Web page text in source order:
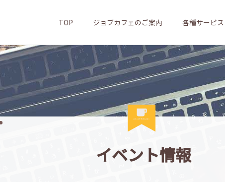
TOP ジョブカフェのご案内 各種サービス
イベント情報